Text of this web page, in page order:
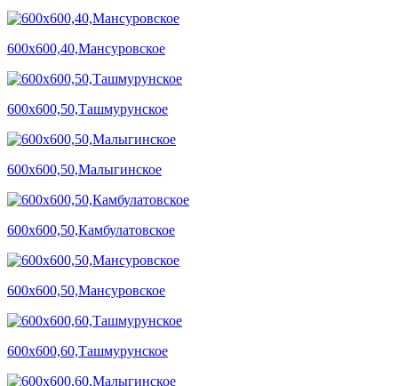
600х600,40,Мансуровское
600х600,50,Ташмурунское
600х600,50,Малыгинское
600х600,50,Камбулатовское
600х600,50,Мансуровское
600х600,60,Ташмурунское